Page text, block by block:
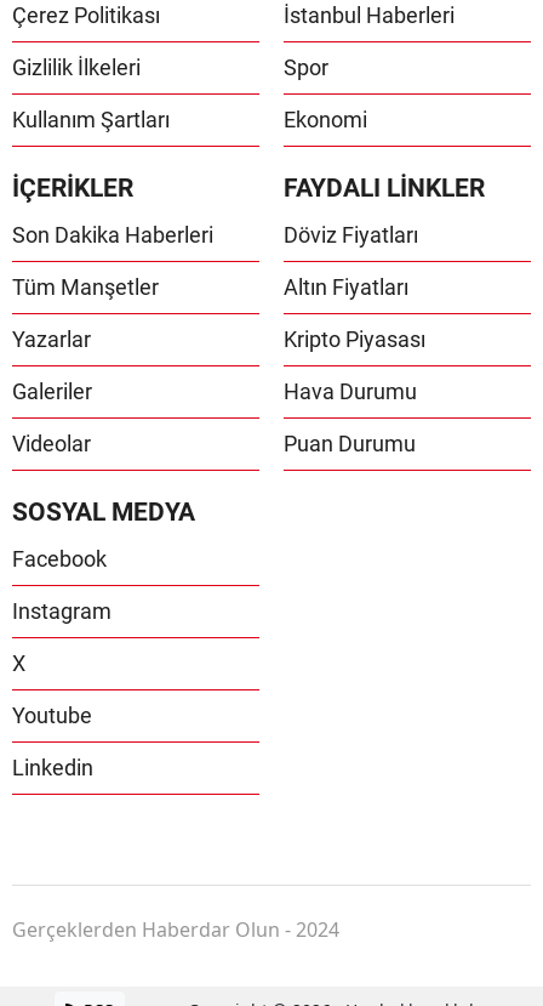
Çerez Politikası
Gizlilik İlkeleri
Kullanım Şartları
İstanbul Haberleri
Spor
Ekonomi
İÇERİKLER
Son Dakika Haberleri
Tüm Manşetler
Yazarlar
Galeriler
Videolar
FAYDALI LİNKLER
Döviz Fiyatları
Altın Fiyatları
Kripto Piyasası
Hava Durumu
Puan Durumu
SOSYAL MEDYA
Facebook
Instagram
X
Youtube
Linkedin
Gerçeklerden Haberdar Olun - 2024